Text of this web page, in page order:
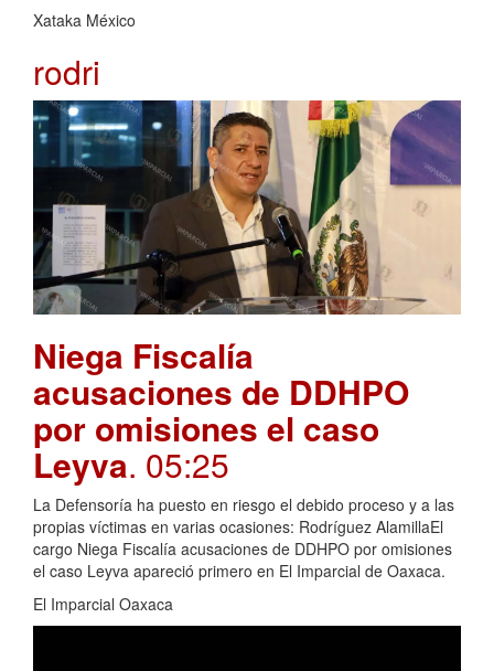
Xataka México
rodri
Niega Fiscalía
acusaciones de DDHPO
por omisiones el caso
Leyva. 05:25
La Defensoría ha puesto en riesgo el debido proceso y a las
propias víctimas en varias ocasiones: Rodríguez AlamillaEl
cargo Niega Fiscalía acusaciones de DDHPO por omisiones
el caso Leyva apareció primero en El Imparcial de Oaxaca.
El Imparcial Oaxaca